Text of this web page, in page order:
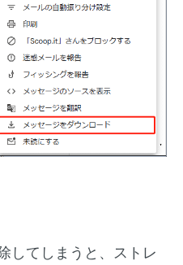
してしまうと、ストレ